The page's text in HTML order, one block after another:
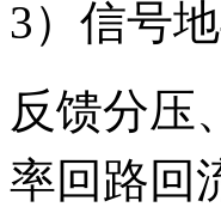
3）信号
反馈分压
率回路回